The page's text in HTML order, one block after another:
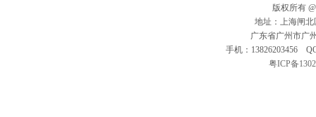
版权所有
地址：上海闸北
广东省广州市广
手机：13826203456
粤ICP备